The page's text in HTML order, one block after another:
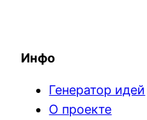
Инфо
Генератор идей
О проекте